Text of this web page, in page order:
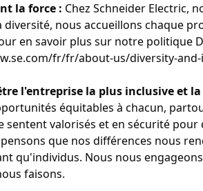
la force : Chez Schneider Electric,
diversité, nous accueillons chaque
en savoir plus sur notre politique
fr/fr/about-us/diversity-
l'entreprise la plus inclusive et
équitables à chacun,
sentent valorisés et en sécurité pour
que nos différences nous
qu'individus. Nous nous
faisons.